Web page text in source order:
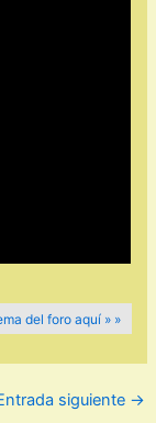
del foro aquí » »
siguiente →